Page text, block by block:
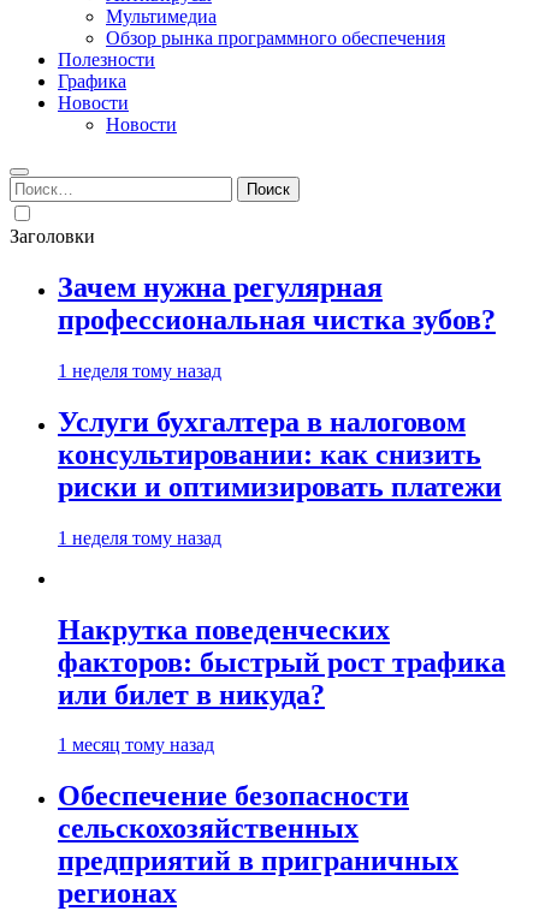
Мультимедиа
Обзор рынка программного обеспечения
Полезности
Графика
Новости
Новости
Найти:
Заголовки
Зачем нужна регулярная
профессиональная чистка зубов?
1 неделя тому назад
Услуги бухгалтера в налоговом
консультировании: как снизить
риски и оптимизировать платежи
1 неделя тому назад
Накрутка поведенческих
факторов: быстрый рост трафика
или билет в никуда?
1 месяц тому назад
Обеспечение безопасности
сельскохозяйственных
предприятий в приграничных
регионах